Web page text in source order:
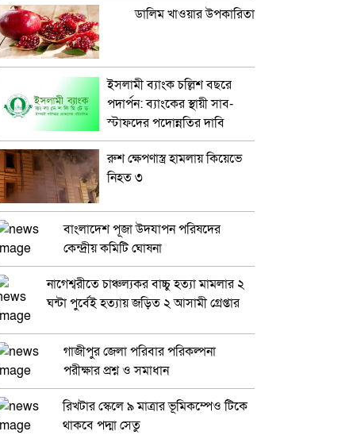
ডালিম খাওয়ার উপকারিতা
ইসলামী ব্যাংক চল্লিশ বছরে
পদার্পন: ব্যাংকের স্থায়ী সাব-
স্টাফদের পদোন্নতির দাবি
রুশ ক্ষেপণাস্ত্র হামলায় কিয়েভে
নিহত ৩
বাংলাদেশ পূজা উদযাপন পরিষদের
কেন্দ্রীয় কমিটি ঘোষনা
নাগেশ্বরীতে চাঞ্চল্যকর বাচ্চু হত্যা মামলার ২
ঘন্টা পুর্বেই হত্যায় জড়িত ২ আসামী গ্রেপ্তার
গাজীপুর জেলা পরিবার পরিকল্পনা
পরীক্ষার প্রশ্ন ও সমাধান
রিখটার স্কেলে ৯ মাত্রার ভূমিকম্পেও টিকে
থাকবে পদ্মা সেতু